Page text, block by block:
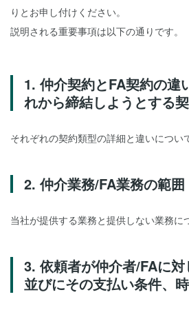
りとお申し付けください。
説明される重要事項は以下の通りです。
1. 仲介契約とFA契約の違
れから締結しようとする契
それぞれの契約類型の詳細と違いについ
2. 仲介業務/FA業務の範
当社が提供する業務と提供しない業務に
3. 依頼者が仲介者/FAに
並びにその支払い条件、